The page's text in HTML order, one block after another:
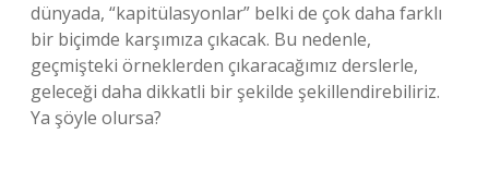
dünyada, “kapitülasyonlar” belki de çok daha farklı
bir biçimde karşımıza çıkacak. Bu nedenle,
geçmişteki örneklerden çıkaracağımız derslerle,
geleceği daha dikkatli bir şekilde şekillendirebiliriz.
Ya şöyle olursa?